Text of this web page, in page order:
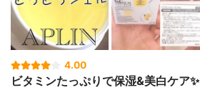
4.00
ビタミンたっぷりで保湿&美白ケア✨